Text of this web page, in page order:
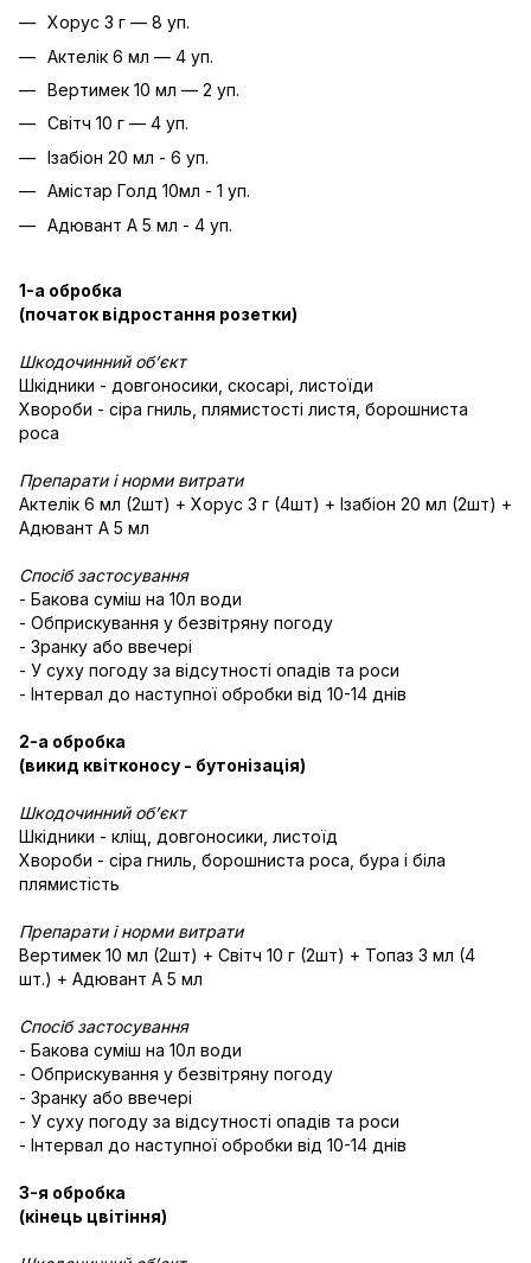
Хорус 3 г — 8 уп.
Актелік 6 мл — 4 уп.
Вертимек 10 мл — 2 уп.
Світч 10 г — 4 уп.
Ізабіон 20 мл - 6 уп.
Амістар Голд 10мл - 1 уп.
Адювант А 5 мл - 4 уп.
1-а обробка
(початок відростання розетки)
Шкодочинний об’єкт
Шкідники - довгоносики, скосарі, листоїди
Хвороби - сіра гниль, плямистості листя, борошниста
роса
Препарати і норми витрати
Актелік 6 мл (2шт) + Хорус 3 г (4шт) + Ізабіон 20 мл (2шт) +
Адювант А 5 мл
Спосіб застосування
- Бакова суміш на 10л води
- Обприскування у безвітряну погоду
- Зранку або ввечері
- У суху погоду за відсутності опадів та роси
- Інтервал до наступної обробки від 10-14 днів
2-а обробка
(викид квітконосу - бутонізація)
Шкодочинний об’єкт
Шкідники - кліщ, довгоносики, листоїд
Хвороби - сіра гниль, борошниста роса, бура і біла
плямистість
Препарати і норми витрати
Вертимек 10 мл (2шт) + Світч 10 г (2шт) + Топаз 3 мл (4
шт.) + Адювант А 5 мл
Спосіб застосування
- Бакова суміш на 10л води
- Обприскування у безвітряну погоду
- Зранку або ввечері
- У суху погоду за відсутності опадів та роси
- Інтервал до наступної обробки від 10-14 днів
3-я обробка
(кінець цвітіння)